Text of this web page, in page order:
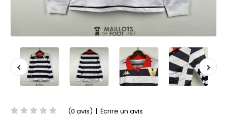
(0 avis) | Écrire un avis